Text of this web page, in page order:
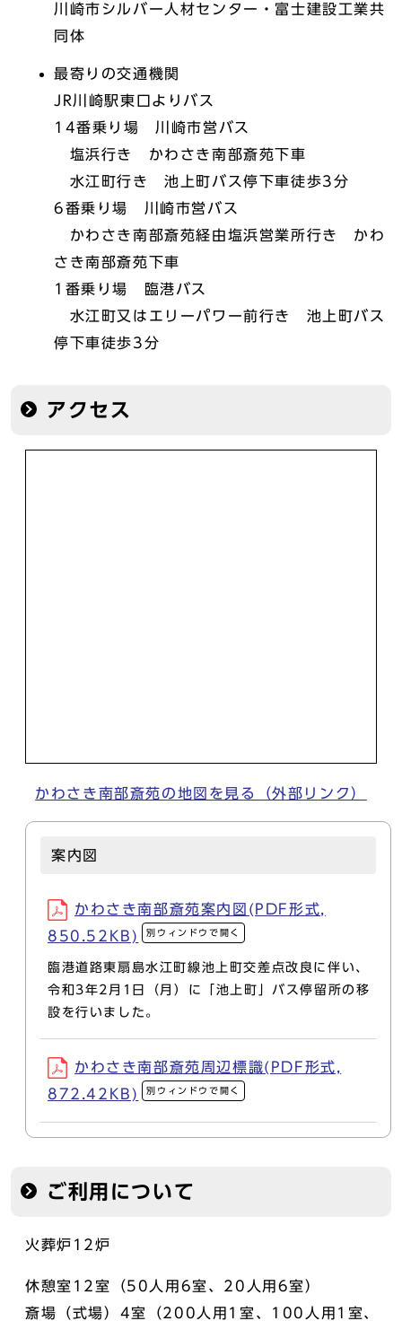
川崎市シルバー人材センター・富士建設工業共
同体
最寄りの交通機関
JR川崎駅東口よりバス
14番乗り場 川崎市営バス
塩浜行き かわさき南部斎苑下車
水江町行き 池上町バス停下車徒歩3分
6番乗り場 川崎市営バス
かわさき南部斎苑経由塩浜営業所行き かわ
さき南部斎苑下車
1番乗り場 臨港バス
水江町又はエリーパワー前行き 池上町バス
停下車徒歩3分
アクセス
かわさき南部斎苑の地図を見る（外部リンク）
案内図
かわさき南部斎苑案内図(PDF形式,
850.52KB)
別ウィンドウで開く
臨港道路東扇島水江町線池上町交差点改良に伴い、
令和3年2月1日（月）に「池上町」バス停留所の移
設を行いました。
かわさき南部斎苑周辺標識(PDF形式,
872.42KB)
別ウィンドウで開く
ご利用について
火葬炉12炉
休憩室12室（50人用6室、20人用6室）
斎場（式場）4室（200人用1室、100人用1室、